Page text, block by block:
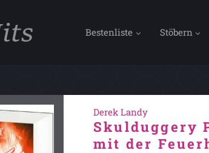
Bestenliste Stöbern
Derek Landy
Skulduggery
mit der